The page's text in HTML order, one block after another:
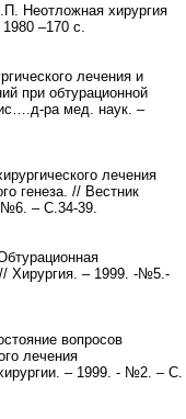
Неотложная хирургия
–170 c.
лечения и
при обтурационной
ра мед. наук. –
лечения
генеза. // Вестник
– C.34-39.
Хирургия. – 1999. -№5.-
вопросов
лечения
– 1999. - №2. – С.